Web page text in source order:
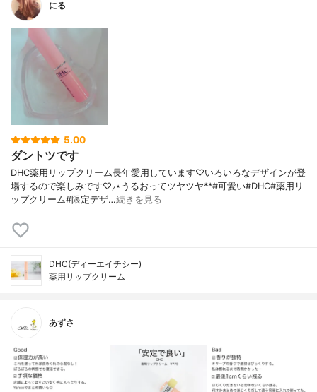
にる
5.00
ダントツです
DHC薬用リップクリーム長年愛用しています♡いろいろなデザインが登
場するので楽しみです♡⸝⋆うるおってツヤツヤ**#可愛い#DHC#薬用リ
ップクリーム#限定デザ…続きを見る
DHC(ディーエイチシー)
薬用リップクリーム
あずさ